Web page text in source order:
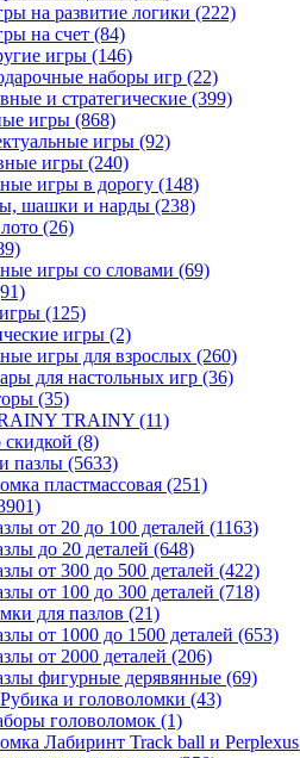
на развитие логики (222)
на счет (84)
игры (146)
наборы игр (22)
и стратегические (399)
игры (868)
игры (92)
игры (240)
игры в дорогу (148)
шашки и нарды (238)
(26)
игры со словами (69)
(125)
игры (2)
игры для взрослых (260)
для настольных игр (36)
(35)
TRAINY (11)
(8)
пазлы (5633)
пластмассовая (251)
от 20 до 100 деталей (1163)
до 20 деталей (648)
от 300 до 500 деталей (422)
от 100 до 300 деталей (718)
для пазлов (21)
от 1000 до 1500 деталей (653)
от 2000 деталей (206)
фигурные дерявянные (69)
и головоломки (43)
головоломок (1)
Лабиринт Track ball и Perplexus